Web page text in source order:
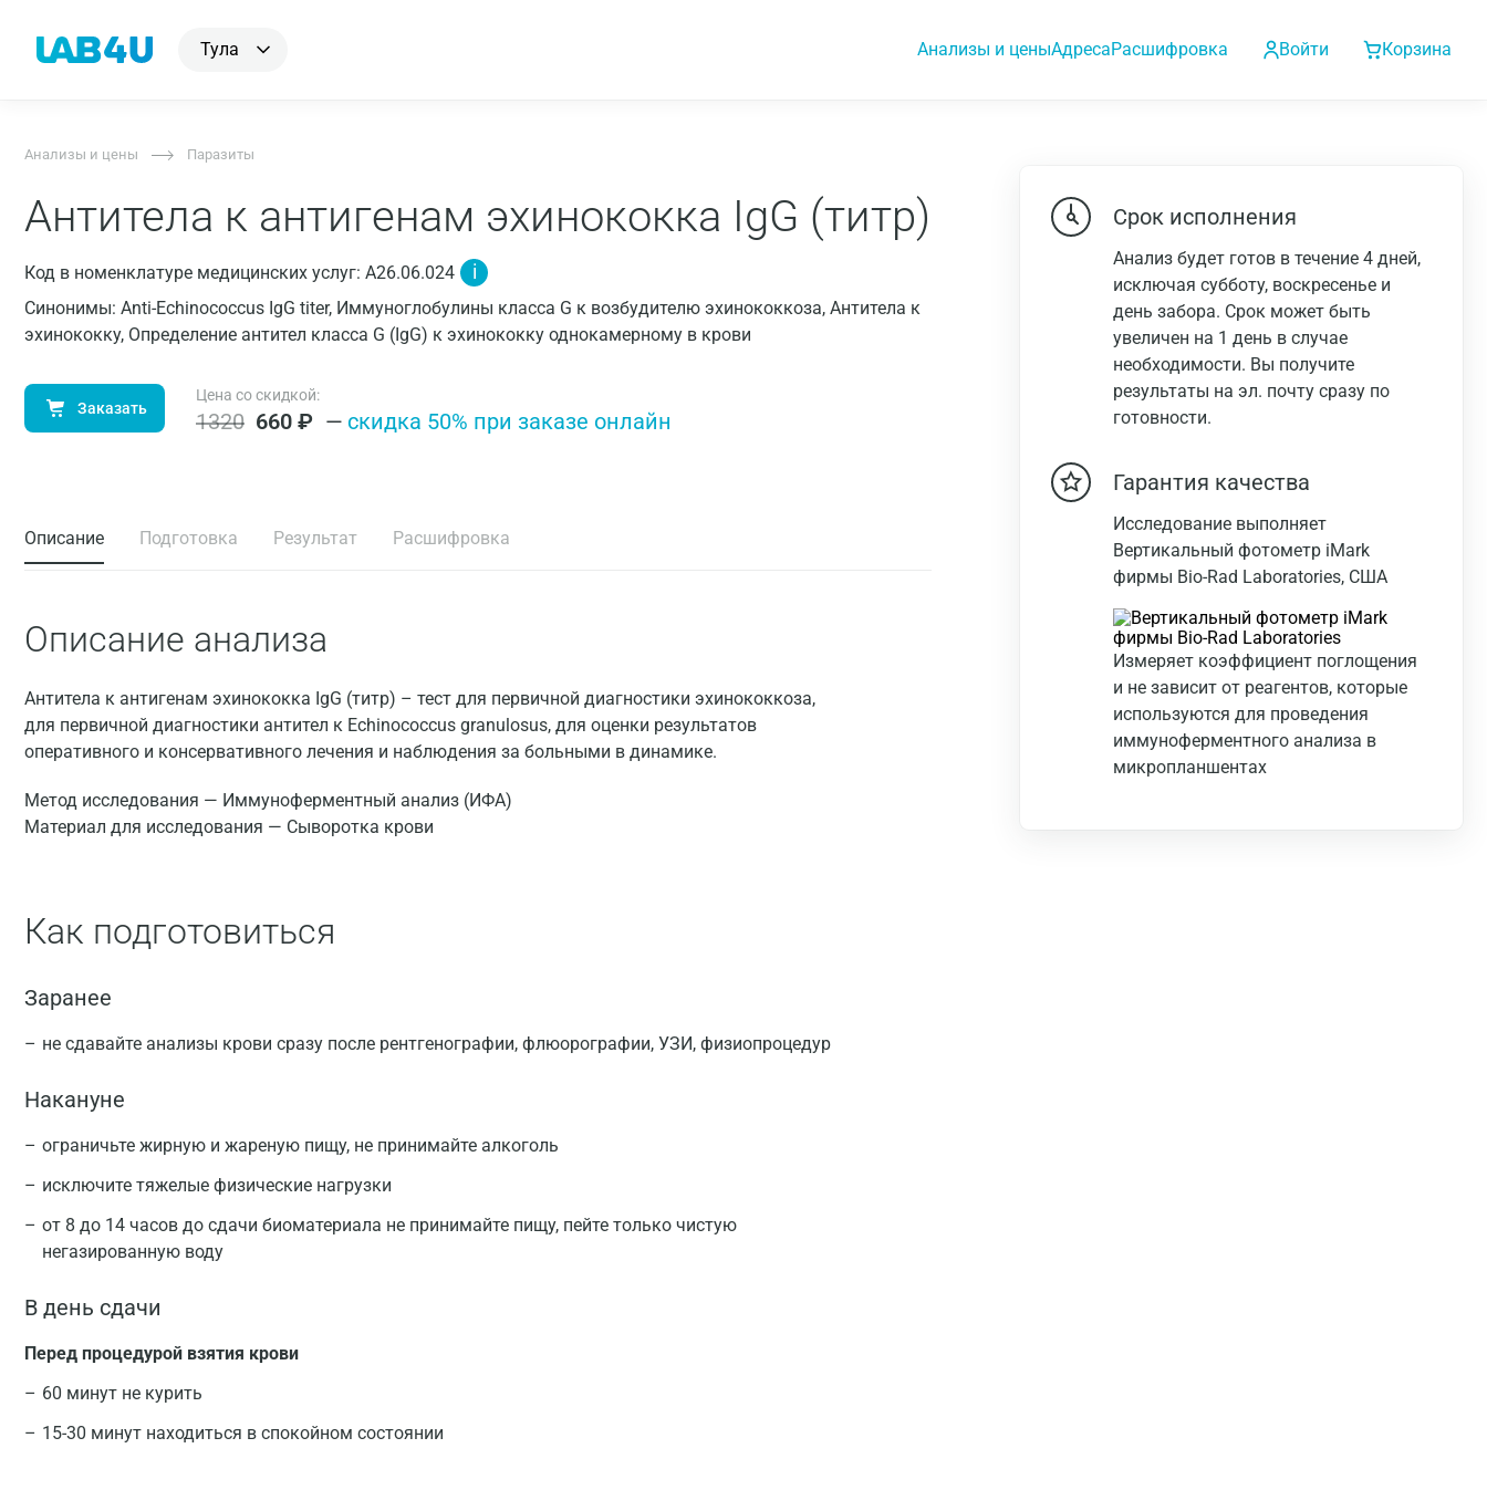
Тула Анализы и ценыАдресаРасшифровка Войти Корзина
Анализы и цены Паразиты
Антитела к антигенам эхинококка IgG (титр)
Код в номенклатуре медицинских услуг: A26.06.024 i
Синонимы: Anti-Echinococcus IgG titer, Иммуноглобулины класса G к возбудителю эхинококкоза, Антитела к
эхинококку, Определение антител класса G (IgG) к эхинококку однокамерному в крови
Заказать
Цена со скидкой:
1320 660 ₽ — cкидка 50% при заказе онлайн
Описание Подготовка Результат Расшифровка
Описание анализа
Антитела к антигенам эхинококка IgG (титр) – тест для первичной диагностики эхинококкоза,
для первичной диагностики антител к Echinococcus granulosus, для оценки результатов
оперативного и консервативного лечения и наблюдения за больными в динамике.
Метод исследования — Иммуноферментный анализ (ИФА)
Материал для исследования — Сыворотка крови
Как подготовиться
Заранее
не сдавайте анализы крови сразу после рентгенографии, флюорографии, УЗИ, физиопроцедур
Накануне
ограничьте жирную и жареную пищу, не принимайте алкоголь
исключите тяжелые физические нагрузки
от 8 до 14 часов до сдачи биоматериала не принимайте пищу, пейте только чистую
негазированную воду
В день сдачи
Перед процедурой взятия крови
60 минут не курить
15-30 минут находиться в спокойном состоянии
Срок исполнения
Анализ будет готов в течение 4 дней,
исключая субботу, воскресенье и
день забора. Срок может быть
увеличен на 1 день в случае
необходимости. Вы получите
результаты на эл. почту сразу по
готовности.
Гарантия качества
Исследование выполняет
Вертикальный фотометр iMark
фирмы Bio-Rad Laboratories, США
Измеряет коэффициент поглощения
и не зависит от реагентов, которые
используются для проведения
иммуноферментного анализа в
микропланшентах